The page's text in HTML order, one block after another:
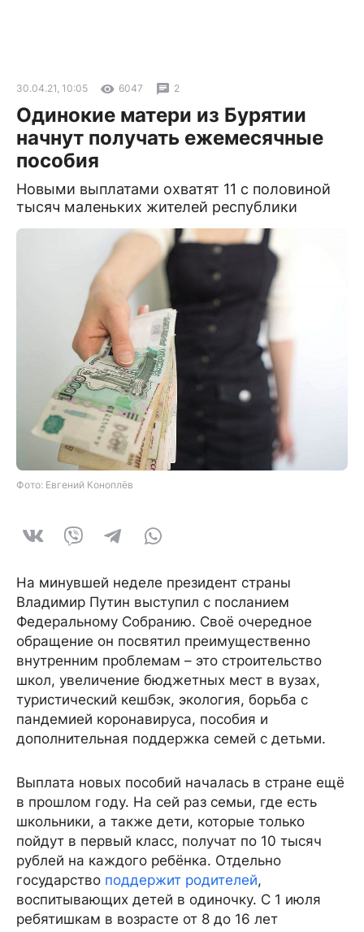
30.04.21, 10:05 6047 2
Одинокие матери из Бурятии
начнут получать ежемесячные
пособия
Новыми выплатами охватят 11 с половиной
тысяч маленьких жителей республики
Фото: Евгений Коноплёв
На минувшей неделе президент страны
Владимир Путин выступил с посланием
Федеральному Собранию. Своё очередное
обращение он посвятил преимущественно
внутренним проблемам – это строительство
школ, увеличение бюджетных мест в вузах,
туристический кешбэк, экология, борьба с
пандемией коронавируса, пособия и
дополнительная поддержка семей с детьми.
Выплата новых пособий началась в стране ещё
в прошлом году. На сей раз семьи, где есть
школьники, а также дети, которые только
пойдут в первый класс, получат по 10 тысяч
рублей на каждого ребёнка. Отдельно
государство поддержит родителей,
воспитывающих детей в одиночку. С 1 июля
ребятишкам в возрасте от 8 до 16 лет